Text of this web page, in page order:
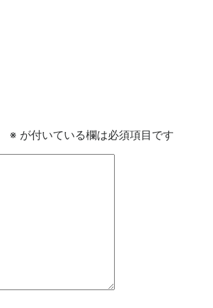
※ が付いている欄は必須項目です